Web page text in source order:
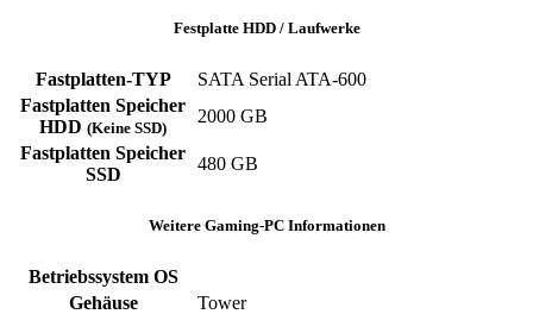
Festplatte HDD / Laufwerke
Fastplatten-TYP
SATA Serial ATA-600
Fastplatten Speicher
HDD (Keine SSD)
2000 GB
Fastplatten Speicher
SSD
480 GB
Weitere Gaming-PC Informationen
Betriebssystem OS
Gehäuse
‎Tower